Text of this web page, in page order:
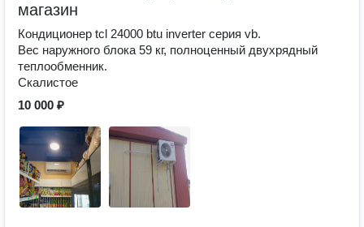
магазин
Кондиционер tcl 24000 btu inverter серия vb.
Вес наружного блока 59 кг, полноценный двухрядный
теплообменник.
Скалистое
10 000 ₽